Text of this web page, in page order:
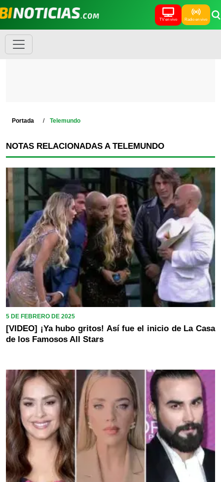
TV en vivo Radio en vivo
Portada Telemundo
NOTAS RELACIONADAS A TELEMUNDO
5 DE FEBRERO DE 2025
[VIDEO] ¡Ya hubo gritos! Así fue el inicio de La Casa
de los Famosos All Stars